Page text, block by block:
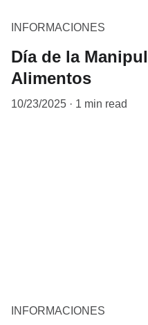
INFORMACIONES
Día de la
Alimentos
10/23/2025 1 min read
INFORMACIONES